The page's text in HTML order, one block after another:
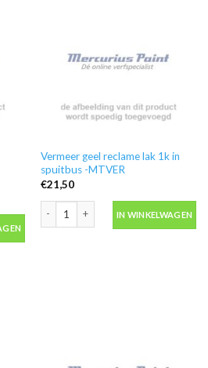
in spuitbus op kleur gemengd aantal
Vermeer geel reclame lak 1k in
spuitbus -MTVER
€21,50
IN WINKELWAGEN